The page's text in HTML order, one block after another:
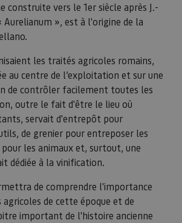
construite vers le 1er siècle après J.-
», est à l'origine de la
les traités agricoles romains,
au centre de l’exploitation et sur une
de contrôler facilement toutes les
outre le fait d'être le lieu où
servait d'entrepôt pour
de grenier pour entreposer les
les animaux et, surtout, une
dédiée à la vinification.
de comprendre l'importance
de cette époque et de
important de l'histoire ancienne